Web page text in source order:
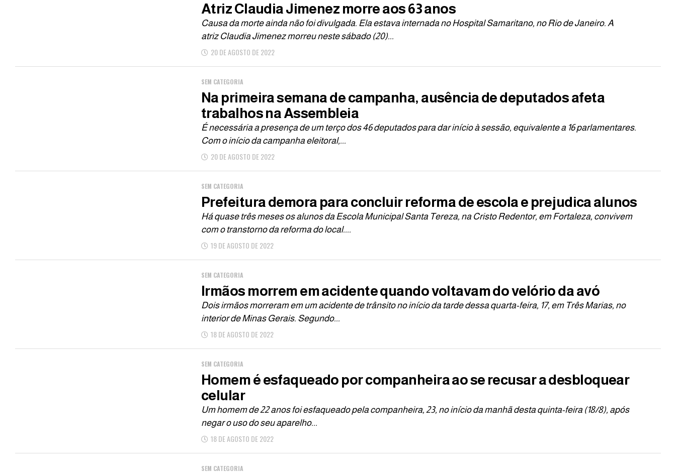
Atriz Claudia Jimenez morre aos 63 anos
Causa da morte ainda não foi divulgada. Ela estava internada no Hospital Samaritano, no Rio de Janeiro. A
atriz Claudia Jimenez morreu neste sábado (20)...
20 DE AGOSTO DE 2022
SEM CATEGORIA
Na primeira semana de campanha, ausência de deputados afeta
trabalhos na Assembleia
É necessária a presença de um terço dos 46 deputados para dar início à sessão, equivalente a 16 parlamentares.
Com o início da campanha eleitoral,...
20 DE AGOSTO DE 2022
SEM CATEGORIA
Prefeitura demora para concluir reforma de escola e prejudica alunos
Há quase três meses os alunos da Escola Municipal Santa Tereza, na Cristo Redentor, em Fortaleza, convivem
com o transtorno da reforma do local....
19 DE AGOSTO DE 2022
SEM CATEGORIA
Irmãos morrem em acidente quando voltavam do velório da avó
Dois irmãos morreram em um acidente de trânsito no início da tarde dessa quarta-feira, 17, em Três Marias, no
interior de Minas Gerais. Segundo...
18 DE AGOSTO DE 2022
SEM CATEGORIA
Homem é esfaqueado por companheira ao se recusar a desbloquear
celular
Um homem de 22 anos foi esfaqueado pela companheira, 23, no início da manhã desta quinta-feira (18/8), após
negar o uso do seu aparelho...
18 DE AGOSTO DE 2022
SEM CATEGORIA